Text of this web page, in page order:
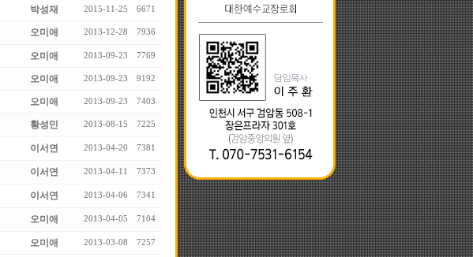
박성재 2015-11-25 6671
오미애 2013-12-28 7936
오미애 2013-09-23 7769
오미애 2013-09-23 9192
오미애 2013-09-23 7403
황성민 2013-08-15 7225
이서연 2013-04-20 7381
이서연 2013-04-11 7373
이서연 2013-04-06 7341
오미애 2013-04-05 7104
오미애 2013-03-08 7257